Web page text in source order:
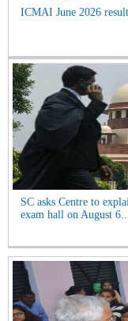
ICMAI June 2026
SC asks Centre to
exam hall on August